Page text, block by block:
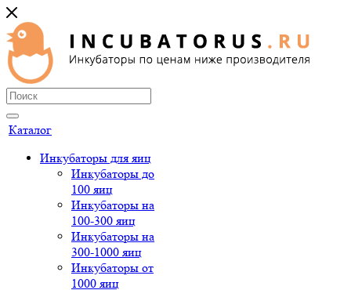
Каталог
Инкубаторы для яиц
Инкубаторы до
100 яиц
Инкубаторы на
100-300 яиц
Инкубаторы на
300-1000 яиц
Инкубаторы от
1000 яиц